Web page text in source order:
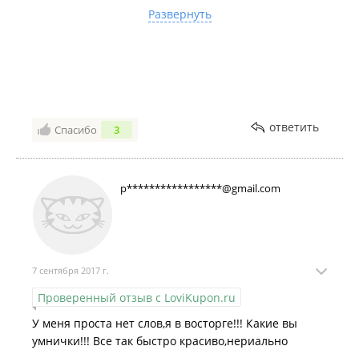
что есть купоны это приятно удивило и
порадовала!!! Но скажу откровенно что за такой
Развернуть
Спасибо 3 ответить
p*****************@gmail.com
7 сентября 2017 г.
Проверенный отзыв с LoviKupon.ru
У меня проста нет слов,я в восторге!!! Какие вы
умнички!!! Все так быстро красиво,нериально